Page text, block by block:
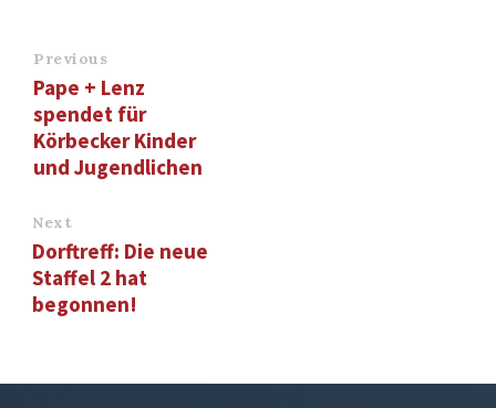
Previous
Pape + Lenz
spendet für
Körbecker Kinder
und Jugendlichen
Next
Dorftreff: Die neue
Staffel 2 hat
begonnen!